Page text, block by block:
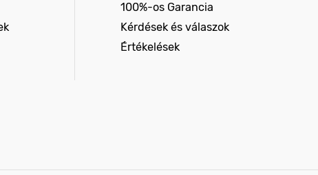
100%-os Garancia
Kérdések és válaszok
Értékelések